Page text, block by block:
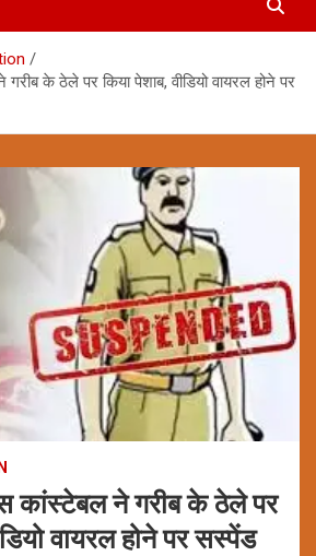
के ठेले पर किया पेशाब, वीडियो वायरल होने पर
कांस्टेबल ने गरीब के ठेले पर
वायरल होने पर सस्पेंड